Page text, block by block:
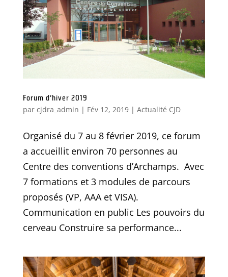
Forum d’hiver 2019
par cjdra_admin | Fév 12, 2019| Actualité CJD
Organisé du 7 au 8 février 2019, ce forum
a accueillit environ 70 personnes au
Centre des conventions d’Archamps. Avec
7 formations et 3 modules de parcours
proposés (VP, AAA et VISA).
Communication en public Les pouvoirs du
cerveau Construire sa performance...